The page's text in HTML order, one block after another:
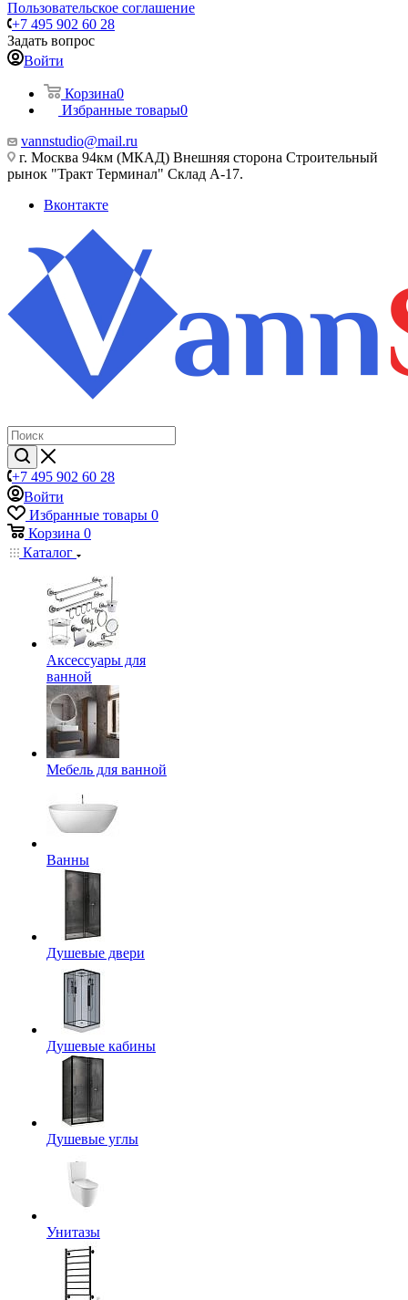
Пользовательское соглашение
+7 495 902 60 28
Задать вопрос
Войти
Корзина0
Избранные товары0
vannstudio@mail.ru
г. Москва 94км (МКАД) Внешняя сторона Строительный
рынок "Тракт Терминал" Склад А-17.
Вконтакте
+7 495 902 60 28
Войти
Избранные товары 0
Корзина 0
Каталог
Аксессуары для
ванной
Мебель для ванной
Ванны
Душевые двери
Душевые кабины
Душевые углы
Унитазы